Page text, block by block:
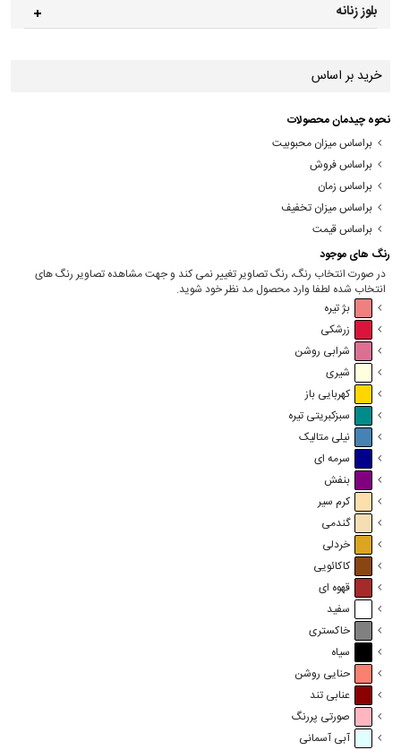
بلوز زنانه
خرید بر اساس
نحوه چیدمان محصولات
براساس میزان محبوبیت
براساس فروش
براساس زمان
براساس میزان تخفیف
براساس قیمت
رنگ های موجود
در صورت انتخاب رنگ، رنگ تصاویر تغییر نمی کند و جهت مشاهده تصاویر رنگ های
انتخاب شده لطفا وارد محصول مد نظر خود شوید.
بژ تیره
زرشکی
شرابی روشن
شیری
کهربایی باز
سبزکبریتی تیره
نیلی متالیک
سرمه ای
بنفش
کرم سیر
گندمی
خردلی
کاکائویی
قهوه ای
سفید
خاکستری
سیاه
حنایی روشن
عنابی تند
صورتی پررنگ
آبی آسمانی